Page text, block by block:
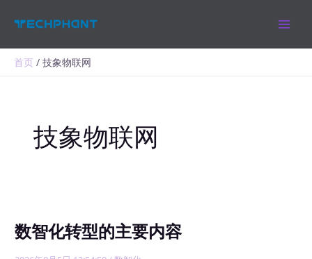
首页 技象物联网
技象物联网
数智化转型的主要内容